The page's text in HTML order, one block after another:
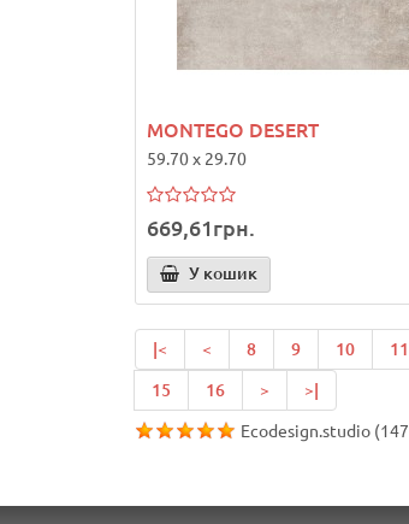
MONTEGO DESERT
59.70 x 29.70
669,61грн.
У кошик
|< < 8 9 10 11
15
16 > >|
Ecodesign.studio (147